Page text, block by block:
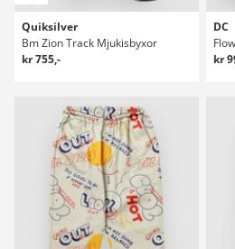
Quiksilver
Bm Zion Track Mjukisbyxor
kr 755,-
DC
kr